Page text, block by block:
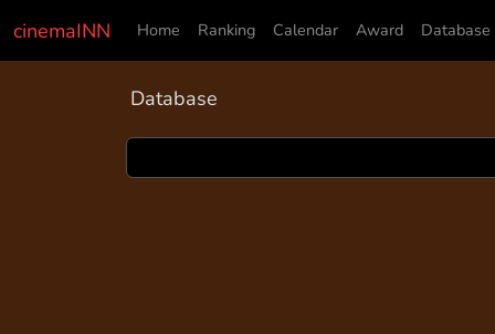
cinemaINN Home Ranking Calendar Award Database
Database